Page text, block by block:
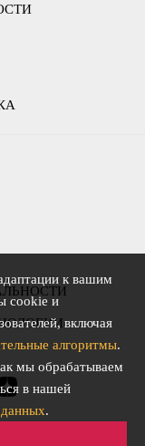
к вашим
cookie и
включая
алгоритмы.
мы обрабатываем
в нашей
.